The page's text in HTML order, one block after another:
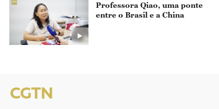
Professora Qiao, uma ponte
entre o Brasil e a China